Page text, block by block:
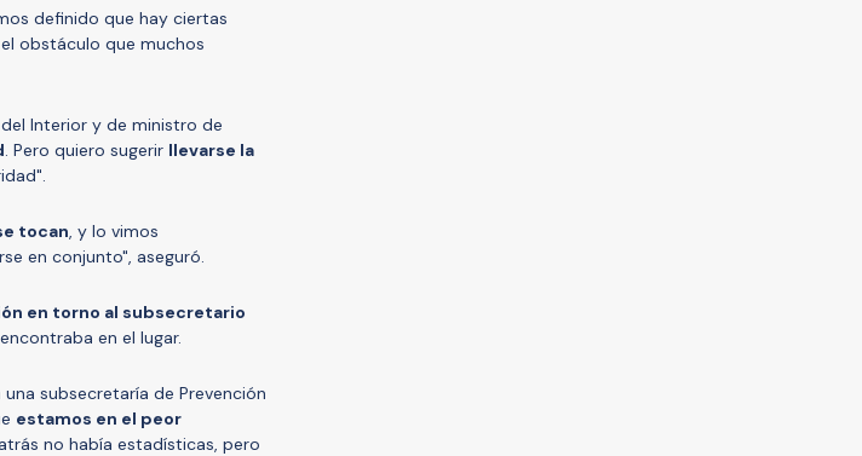
definido que hay ciertas
obstáculo que muchos
Interior y de ministro de
. Pero quiero sugerir llevarse la
tocan, y lo vimos
en conjunto", aseguró.
en torno al subsecretario
en el lugar.
subsecretaría de Prevención
estamos en el peor
no había estadísticas, pero